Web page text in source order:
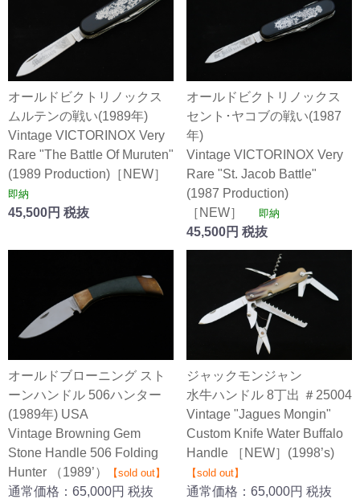
オールドビクトリノックス
ムルテンの戦い(1989年)
Vintage VICTORINOX Very
Rare "The Battle Of Muruten"
(1989 Production)［NEW］
即納
45,500円 税抜
オールドビクトリノックス
セント･ヤコブの戦い(1987
年)
Vintage VICTORINOX Very
Rare "St. Jacob Battle"
(1987 Production)
［NEW］
即納
45,500円 税抜
オールドブローニング スト
ーンハンドル 506ハンター
(1989年) USA
Vintage Browning Gem
Stone Handle 506 Folding
Hunter （1989’）
【sold out】
通常価格：65,000円 税抜
ジャックモンジャン
水牛ハンドル 8丁出 ＃25004
Vintage "Jagues Mongin"
Custom Knife Water Buffalo
Handle ［NEW］(1998’s)
【sold out】
通常価格：65,000円 税抜